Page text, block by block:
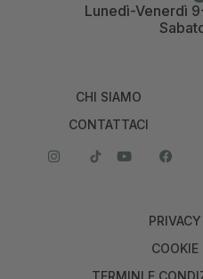
Lunedì-Venerdì
CHI SIAMO
CONTATTACI
COOKIE
TERMINI E